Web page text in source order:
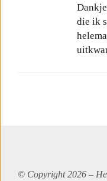
die ik
© Copyright 2026 –